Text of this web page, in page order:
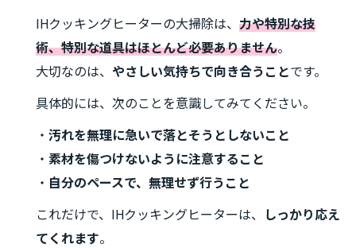
IHクッキングヒーターの大掃除は、 力や特別な技
術、特別な道具はほとんど必要ありません。
大切なのは、 やさしい気持ちで向き合うことです。
具体的には、次のことを意識してみてください。
・ 汚れを無理に急いで落とそうとしないこと
・ 素材を傷つけないように注意すること
・ 自分のペースで、無理せず行うこと
これだけで、IHクッキングヒーターは、
しっかり応え
てくれます。